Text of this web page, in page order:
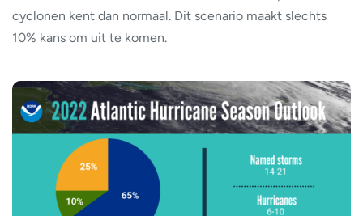
cyclonen kent dan normaal. Dit scenario maakt slechts
10% kans om uit te komen.